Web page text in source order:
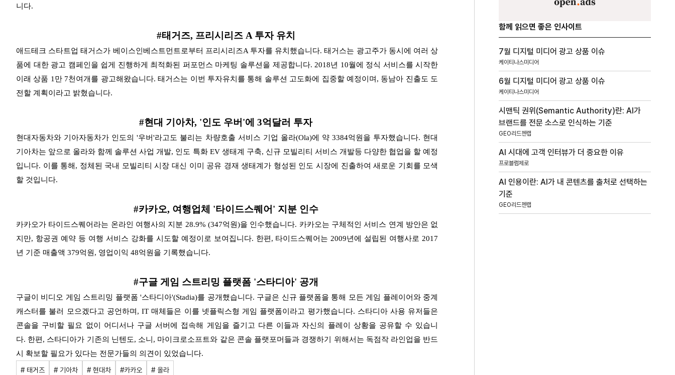
니다.
#태거즈, 프리시리즈 A 투자 유치
애드테크 스타트업 태거스가 베이스인베스트먼트로부터 프리시리즈A 투자를 유치했습니다.태거스는 광고주가 동시에 여러 상
품에 대한 광고 캠페인을 쉽게 진행하게 최적화된 퍼포먼스 마케팅 솔루션을 제공합니다.2018년 10월에 정식 서비스를 시작한
이래 상품 1만 7천여개를 광고해왔습니다. 태거스는 이번 투자유치를 통해 솔루션 고도화에 집중할 예정이며, 동남아 진출도 도
전할 계획이라고 밝혔습니다.
#현대 기아차, '인도 우버'에 3억달러 투자
현대자동차와 기아자동차가 인도의 '우버'라고도 불리는 차량호출 서비스 기업 올라(Ola)에 약 3384억원을 투자했습니다. 현대
기아차는 앞으로 올라와 함께 솔루션 사업 개발, 인도 특화 EV 생태계 구축, 신규 모빌리티 서비스 개발등 다양한 협업을 할 예정
입니다. 이를 통해, 정체된 국내 모빌리티 시장 대신 이미 공유 경재 생태계가 형성된 인도 시장에 진출하여 새로운 기회를 모색
할 것입니다.
#카카오, 여행업체 '타이드스퀘어' 지분 인수
카카오가 타이드스퀘어라는 온라인 여행사의 지분 28.9% (347억원)을 인수했습니다. 카카오는 구체적인 서비스 연계 방안은 없
지만, 항공권 예약 등 여행 서비스 강화를 시도할 예정이로 보여집니다. 한편, 타이드스퀘어는 2009년에 설립된 여행사로 2017
년 기준 매출액 379억원, 영업이익 48억원을 기록했습니다.
#구글 게임 스트리밍 플랫폼 '스타디아' 공개
구글이 비디오 게임 스트리밍 플랫폼 '스타디아'(Stadia)를 공개했습니다. 구글은 신규 플랫폼을 통해 모든 게임 플레이어와 중계
캐스터를 불러 모으겠다고 공언하며, IT 매체들은 이를 넷플릭스형 게임 플랫폼이라고 평가했습니다. 스타디아 사용 유저들은
콘솔을 구비할 필요 없이 어디서나 구글 서버에 접속해 게임을 즐기고 다른 이들과 자신의 플레이 상황을 공유할 수 있습니
다. 한편, 스타디아가 기존의 닌텐도, 소니, 마이크로소프트와 같은 콘솔 플랫포머들과 경쟁하기 위해서는 독점작 라인업을 반드
시 확보할 필요가 있다는 전문가들의 의견이 있었습니다.
# 태거즈 # 기아차 # 현대차 #카카오 # 올라
함께 읽으면 좋은 인사이트
7월 디지털 미디어 광고 상품 이슈
케이티나스미디어
6월 디지털 미디어 광고 상품 이슈
케이티나스미디어
시맨틱 권위(Semantic Authority)란: AI가
브랜드를 전문 소스로 인식하는 기준
GEO리드젠랩
AI 시대에 고객 인터뷰가 더 중요한 이유
프로블럼제로
AI 인용이란: AI가 내 콘텐츠를 출처로 선택하는
기준
GEO리드젠랩